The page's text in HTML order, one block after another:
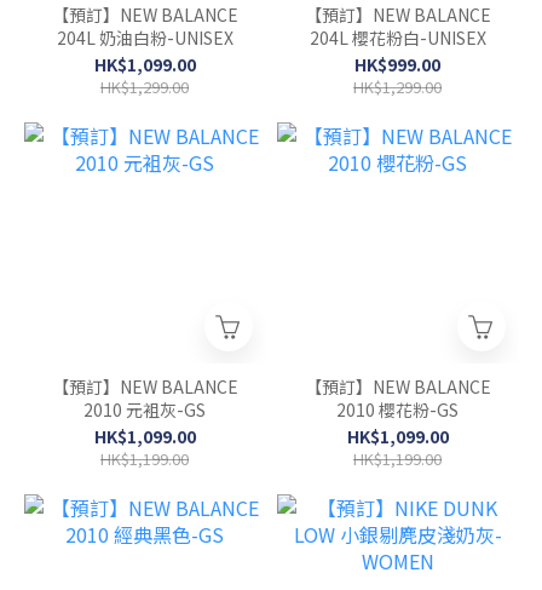
【預訂】NEW BALANCE
204L 奶油白粉-UNISEX
HK$1,099.00
HK$1,299.00
【預訂】NEW BALANCE
204L 櫻花粉白-UNISEX
HK$999.00
HK$1,299.00
【預訂】NEW BALANCE
2010 元袓灰-GS
HK$1,099.00
HK$1,199.00
【預訂】NEW BALANCE
2010 櫻花粉-GS
HK$1,099.00
HK$1,199.00